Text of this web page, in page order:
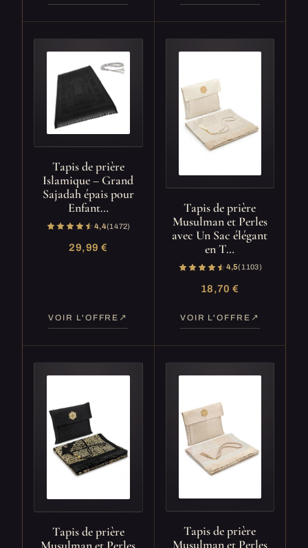
Tapis de prière
Islamique – Grand
Sajadah épais pour
Enfant…
4,4(1 472)
29,99 €
VOIR L'OFFRE
Tapis de prière
Musulman et Perles
avec Un Sac élégant
en T…
4,5(1 103)
18,70 €
VOIR L'OFFRE
Tapis de prière
Tapis de prière
Musulman et Perles